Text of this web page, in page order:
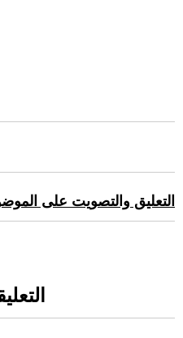
التعليق والتصويت على